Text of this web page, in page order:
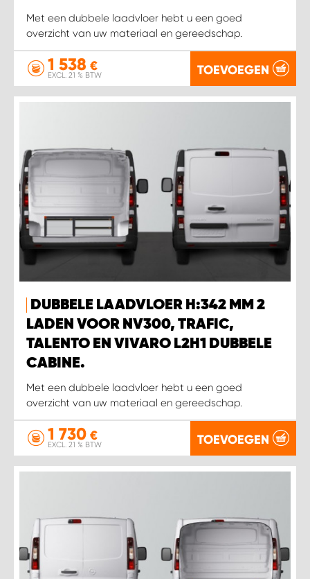
Met een dubbele laadvloer hebt u een goed
overzicht van uw materiaal en gereedschap.
1 538 €
EXCL. 21 % BTW TOEVOEGEN
DUBBELE LAADVLOER H:342 MM 2
LADEN VOOR NV300, TRAFIC,
TALENTO EN VIVARO L2H1 DUBBELE
CABINE.
Met een dubbele laadvloer hebt u een goed
overzicht van uw materiaal en gereedschap.
1 730 €
EXCL. 21 % BTW TOEVOEGEN